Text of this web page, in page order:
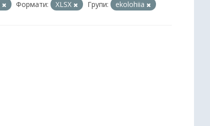
Формати: XLSX Групи: ekolohiia